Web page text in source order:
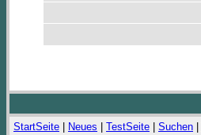
StartSeite Neues TestSeite Suchen